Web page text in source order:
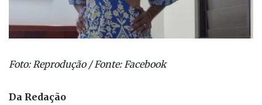
Foto: Reprodução / Fonte: Facebook
Da Redação